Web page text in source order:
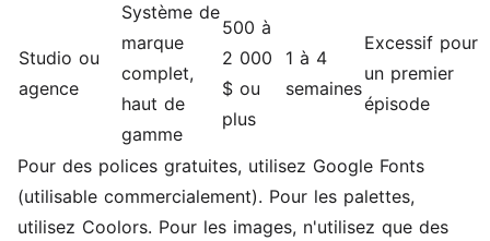
Studio ou
agence
Système de
marque
complet,
haut de
gamme
500 à
2 000
$ ou
plus
1 à 4
semaines
Excessif pour
un premier
épisode
Pour des polices gratuites, utilisez Google Fonts
(utilisable commercialement). Pour les palettes,
utilisez Coolors. Pour les images, n'utilisez que des